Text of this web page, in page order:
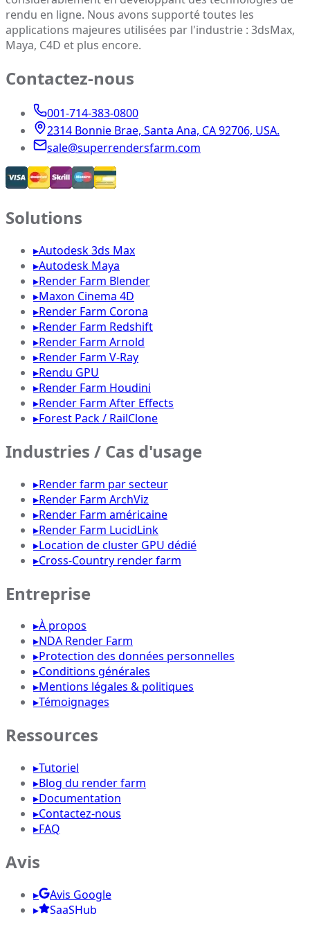
rendu en ligne. Nous avons supporté toutes les
applications majeures utilisées par l'industrie : 3dsMax,
Maya, C4D et plus encore.
Contactez-nous
001-714-383-0800
2314 Bonnie Brae, Santa Ana, CA 92706, USA.
sale@superrendersfarm.com
Solutions
▸Autodesk 3ds Max
▸Autodesk Maya
▸Render Farm Blender
▸Maxon Cinema 4D
▸Render Farm Corona
▸Render Farm Redshift
▸Render Farm Arnold
▸Render Farm V-Ray
▸Rendu GPU
▸Render Farm Houdini
▸Render Farm After Effects
▸Forest Pack / RailClone
Industries / Cas d'usage
▸Render farm par secteur
▸Render Farm ArchViz
▸Render Farm américaine
▸Render Farm LucidLink
▸Location de cluster GPU dédié
▸Cross-Country render farm
Entreprise
▸À propos
▸NDA Render Farm
▸Protection des données personnelles
▸Conditions générales
▸Mentions légales & politiques
▸Témoignages
Ressources
▸Tutoriel
▸Blog du render farm
▸Documentation
▸Contactez-nous
▸FAQ
Avis
▸
Avis Google
▸
SaaSHub